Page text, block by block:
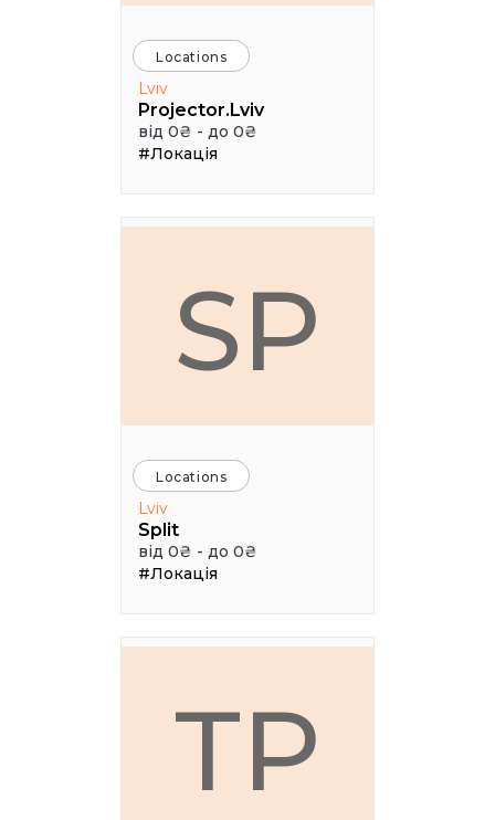
Locations
Lviv
Projector.Lviv
від 0₴ - до 0₴
#Локація
SP
Locations
Lviv
Split
від 0₴ - до 0₴
#Локація
ТР